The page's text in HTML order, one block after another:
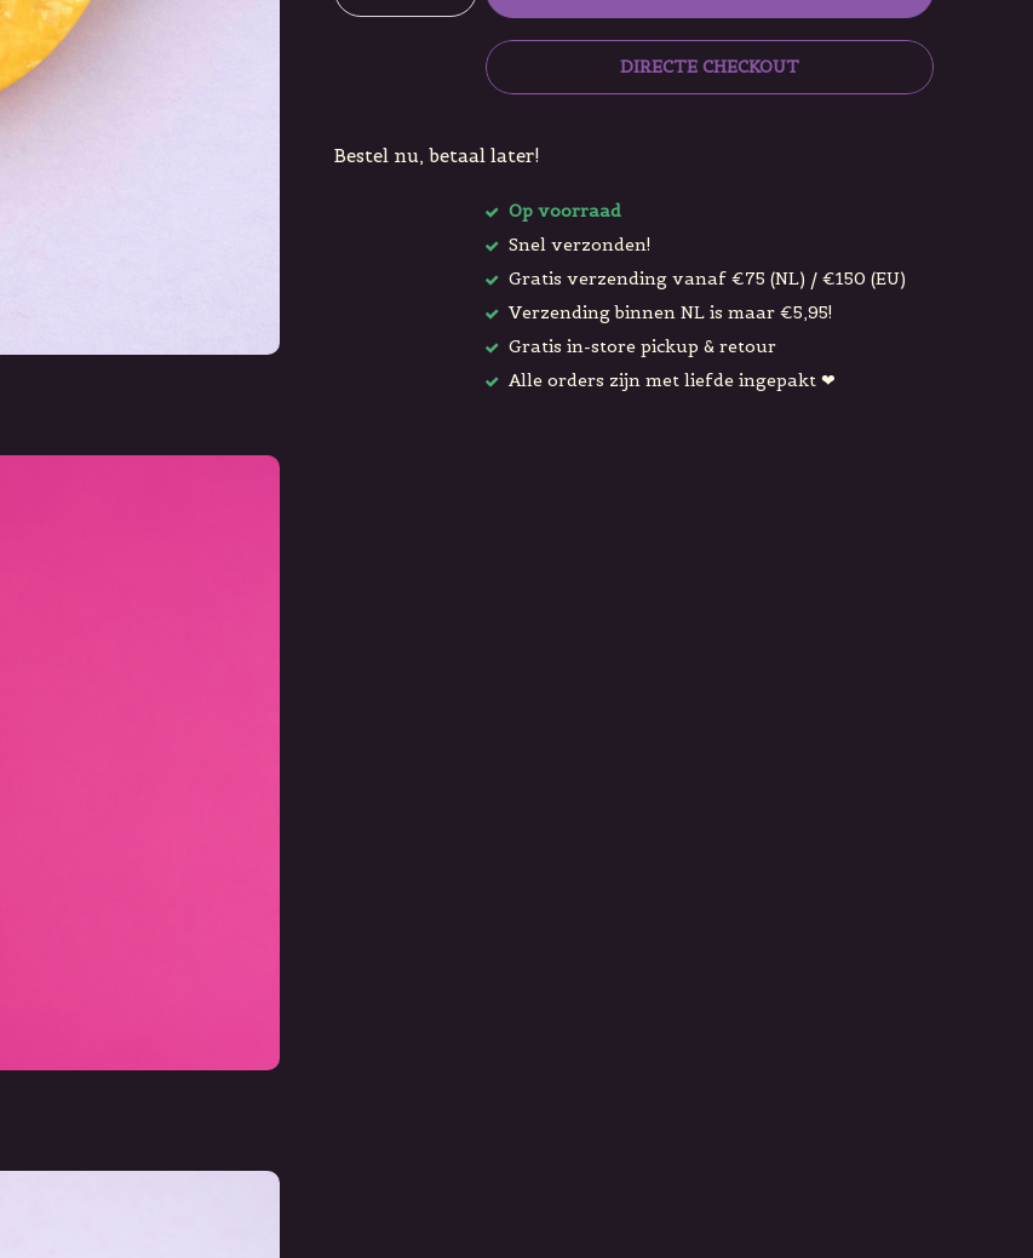
DIRECTE CHECKOUT
Bestel nu, betaal later!
Op voorraad
Snel verzonden!
Gratis verzending vanaf €75 (NL) / €150 (EU)
Verzending binnen NL is maar €5,95!
Gratis in-store pickup & retour
Alle orders zijn met liefde ingepakt ❤